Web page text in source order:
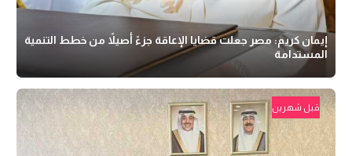
إيمان كريم: مصر جعلت قضايا الإعاقة جزءً أصيلاً من خطط التنمية
المستدامة
قبل شهرين